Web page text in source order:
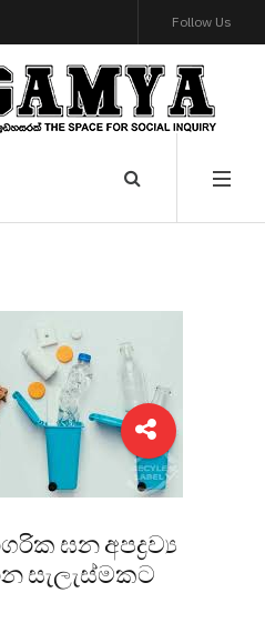
Follow Us
ඝන අපද්‍රව්‍ය
සැලැස්මකට